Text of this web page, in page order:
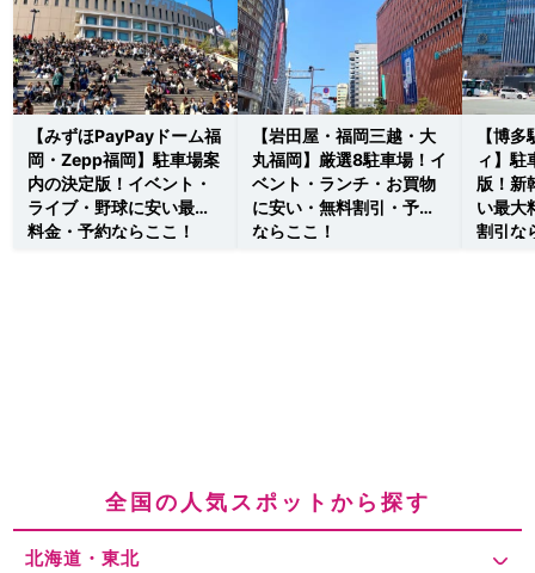
【みずほPayPayドーム福
岡・Zepp福岡】駐車場案
内の決定版！イベント・
ライブ・野球に安い最大
料金・予約ならここ！
【岩田屋・福岡三越・大
丸福岡】厳選8駐車場！イ
ベント・ランチ・お買物
に安い・無料割引・予約
ならここ！
【博
ィ】駐
版！新
い最大
割引な
全国の人気スポットから探す
北海道・東北